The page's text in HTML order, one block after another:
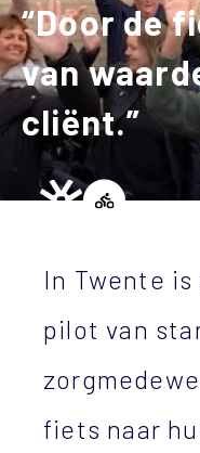
“Door de
van
cliënt.”
In Twente
pilot van
fiets naar